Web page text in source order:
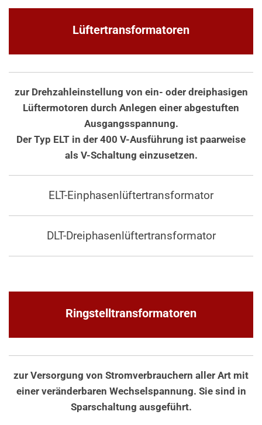
Lüftertransformatoren
zur Drehzahleinstellung von ein- oder dreiphasigen
Lüftermotoren durch Anlegen einer abgestuften
Ausgangsspannung.
Der Typ ELT in der 400 V-Ausführung ist paarweise
als V-Schaltung einzusetzen.
ELT-Einphasenlüftertransformator
DLT-Dreiphasenlüftertransformator
Ringstelltransformatoren
zur Versorgung von Stromverbrauchern aller Art mit
einer veränderbaren Wechselspannung. Sie sind in
Sparschaltung ausgeführt.